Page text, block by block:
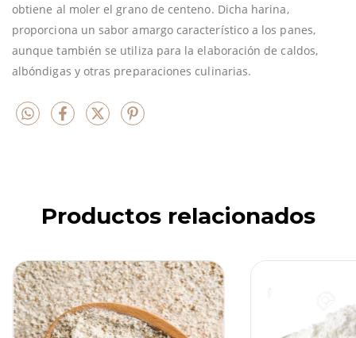
obtiene al moler el grano de centeno. Dicha harina,
proporciona un sabor amargo característico a los panes,
aunque también se utiliza para la elaboración de caldos,
albóndigas y otras preparaciones culinarias.
Productos relacionados